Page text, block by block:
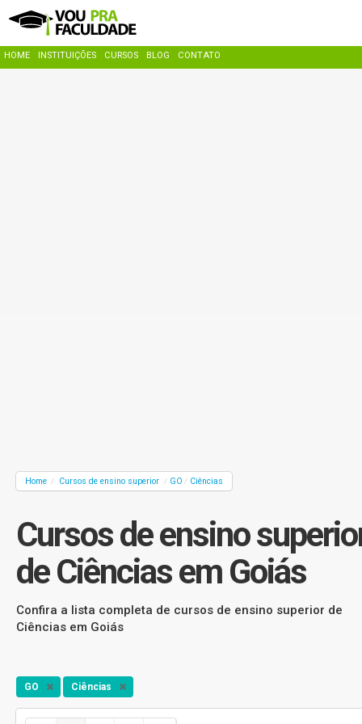
HOME INSTITUIÇÕES CURSOS BLOG CONTATO
Home / Cursos de ensino superior / GO / Ciências
Cursos de ensino
de Ciências em Goiás
Confira a lista completa de cursos de ensino superior de
Ciências em Goiás
GO Ciências